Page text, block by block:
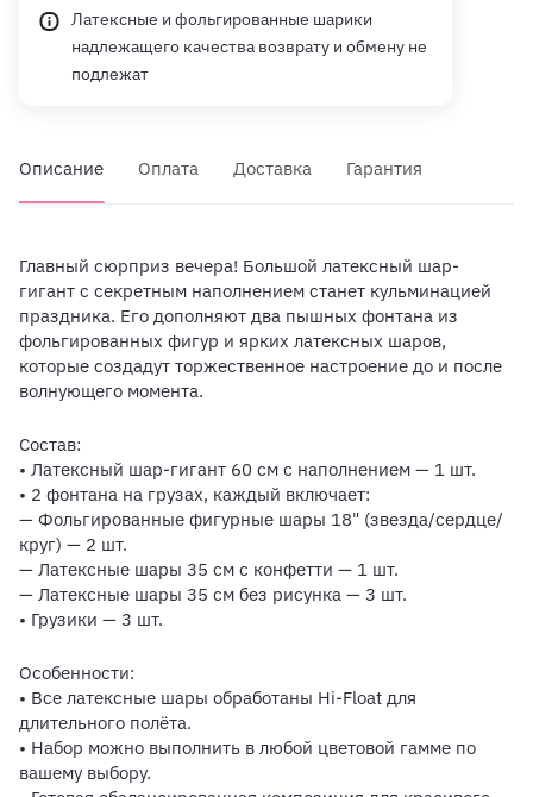
Латексные и фольгированные шарики
надлежащего качества возврату и обмену не
подлежат
Описание Оплата Доставка Гарантия
Главный сюрприз вечера! Большой латексный шар-
гигант с секретным наполнением станет кульминацией
праздника. Его дополняют два пышных фонтана из
фольгированных фигур и ярких латексных шаров,
которые создадут торжественное настроение до и после
волнующего момента.
Состав:
• Латексный шар-гигант 60 см с наполнением — 1 шт.
• 2 фонтана на грузах, каждый включает:
— Фольгированные фигурные шары 18" (звезда/сердце/
круг) — 2 шт.
— Латексные шары 35 см с конфетти — 1 шт.
— Латексные шары 35 см без рисунка — 3 шт.
• Грузики — 3 шт.
Особенности:
• Все латексные шары обработаны Hi-Float для
длительного полёта.
• Набор можно выполнить в любой цветовой гамме по
вашему выбору.